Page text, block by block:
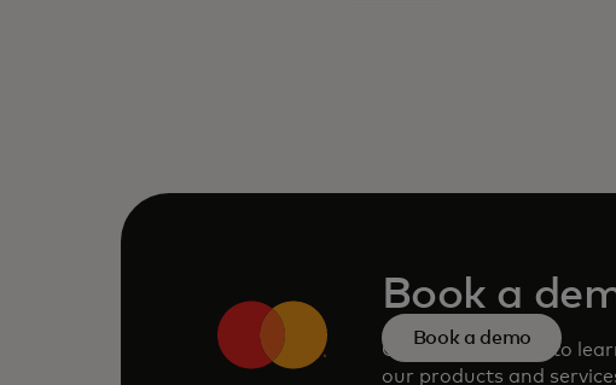
Book a
Consult our team to
our products and
Book a demo